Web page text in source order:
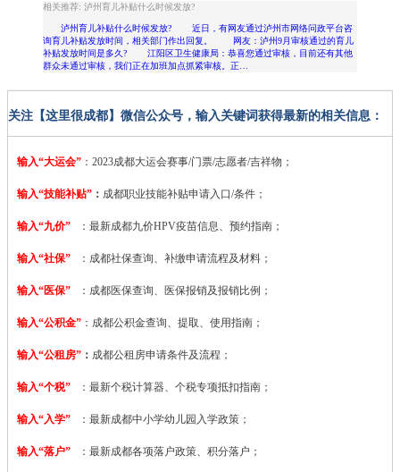
相关推荐: 泸州育儿补贴什么时候发放?
泸州育儿补贴什么时候发放? 近日，有网友通过泸州市网络问政平台咨
询育儿补贴发放时间，相关部门作出回复。 网友：泸州9月审核通过的育儿
补贴发放时间是多久? 江阳区卫生健康局：恭喜您通过审核，目前还有其他
群众未通过审核，我们正在加班加点抓紧审核。正…
关注【这里很成都】微信公众号，输入关键词获得最新的相关信息：
输入“大运会” ：2023成都大运会赛事/门票/志愿者/吉祥物；
输入“技能补贴” ： 成都职业技能补贴申请入口/条件；
输入“九价” ：最新成都九价HPV疫苗信息、预约指南；
输入“社保” ：成都社保查询、补缴申请流程及材料；
输入“医保” ：成都医保查询、医保报销及报销比例；
输入“公积金” ：成都公积金查询、提取、使用指南；
输入“公租房” ： 成都公租房申请条件及流程；
输入“个税” ：最新个税计算器、个税专项抵扣指南；
输入“入学” ：最新成都中小学幼儿园入学政策；
输入“落户” ：最新成都各项落户政策、积分落户；